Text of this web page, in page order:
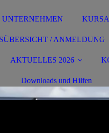
UNTERNEHMEN
/ ANMELDUNG
AKTUELLES 2026
Downloads und Hilfen